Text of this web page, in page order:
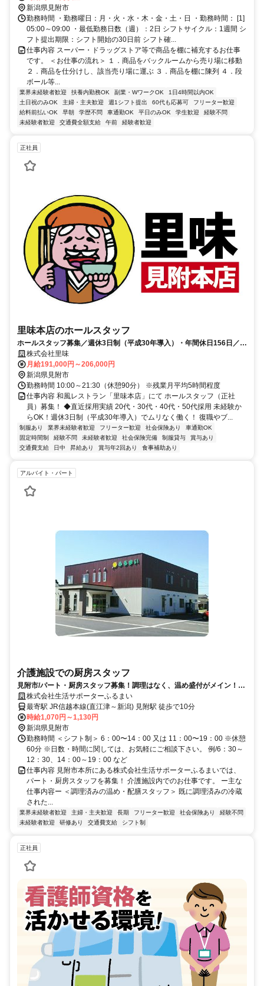
新潟県見附市
勤務時間 ・勤務曜日：月・火・水・木・金・土・日 ・勤務時間： [1]
05:00～09:00 ・最低勤務日数（週）：2日 シフトサイクル：1週間 シ
フト提出期限：シフト開始の30日前 シフト確...
仕事内容 スーパー・ドラッグストア等で商品を棚に補充するお仕事
です。 ＜お仕事の流れ＞ １．商品をバックルームから売り場に移動
２．商品を仕分けし、該当売り場に運ぶ ３．商品を棚に陳列 ４．段
ボール等...
業界未経験者歓迎 扶養内勤務OK 副業・WワークOK
1日4時間以内OK
土日祝のみOK
主婦・主夫歓迎 週1シフト提出 60代も応募可
フリーター歓迎
給料前払いOK
早朝 学歴不問 車通勤OK 平日のみOK 学生歓迎
経験不問
未経験者歓迎
交通費全額支給 午前 経験者歓迎
正社員
里味本店のホールスタッフ
ホールスタッフ募集／週休3日制（平成30年導入）・年間休日156日／9
割以上の方が未経験スタート
株式会社里味
月給191,000円～206,000円
新潟県見附市
勤務時間 10:00～21:30（休憩90分） ※残業月平均5時間程度
仕事内容 和風レストラン「里味本店」にて ホールスタッフ（正社
員）募集！ ◆直近採用実績 20代・30代・40代・50代採用 未経験か
らOK！週休3日制（平成30年導入）でムリなく働く！ 復職やブ...
制服あり 業界未経験者歓迎 フリーター歓迎 社会保険あり
車通勤OK
固定時間制
経験不問 未経験者歓迎 社会保険完備 制服貸与
賞与あり
交通費支給
日中 昇給あり 賞与年2回あり 食事補助あり
アルバイト・パート
介護施設での厨房スタッフ
見附市/パート・厨房スタッフ募集！調理はなく、温め盛付がメイン！料
理が苦手の方でも大丈夫です
株式会社生活サポーターふるまい
最寄駅 JR信越本線(直江津～新潟) 見附駅 徒歩で10分
時給1,070円～1,130円
新潟県見附市
勤務時間 ＜シフト制＞ 6：00〜14：00 又は 11：00〜19：00 ※休憩
60分 ※日数・時間に関しては、お気軽にご相談下さい。 例/6：30～
12：30、14：00～19：00 など
仕事内容 見附市本所にある株式会社生活サポーターふるまいでは、
パート・厨房スタッフを募集！ 介護施設内でのお仕事です。 ー主な
仕事内容ー ＜調理済みの温め・配膳スタッフ＞ 既に調理済みの冷蔵
された...
業界未経験者歓迎 主婦・主夫歓迎 長期 フリーター歓迎 社会保険あり
経験不問
未経験者歓迎
研修あり 交通費支給 シフト制
正社員